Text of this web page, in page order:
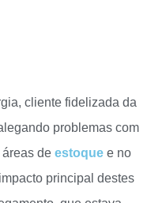
cliente fidelizada da
problemas com
de estoque e no
principal destes